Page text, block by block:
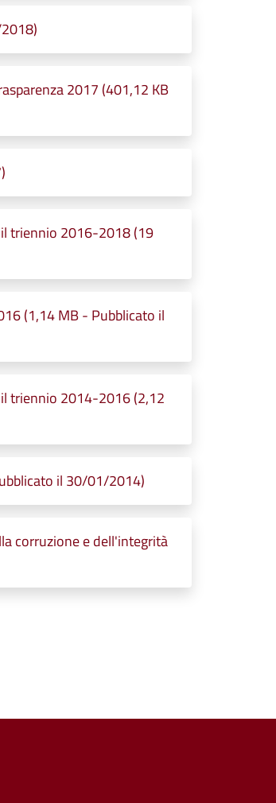
2017 (401,12 KB
triennio 2016-2018 (19
(1,14 MB - Pubblicato il
triennio 2014-2016 (2,12
il 30/01/2014)
corruzione e dell'integrità